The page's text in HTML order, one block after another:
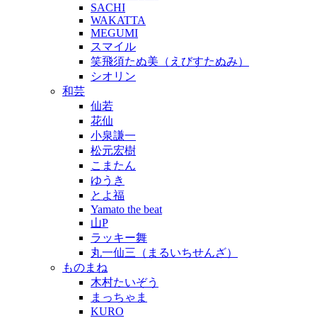
SACHI
WAKATTA
MEGUMI
スマイル
笑飛須たぬ美（えびすたぬみ）
シオリン
和芸
仙若
花仙
小泉謙一
松元宏樹
こまたん
ゆうき
とよ福
Yamato the beat
山P
ラッキー舞
丸一仙三（まるいちせんざ）
ものまね
木村たいぞう
まっちゃま
KURO